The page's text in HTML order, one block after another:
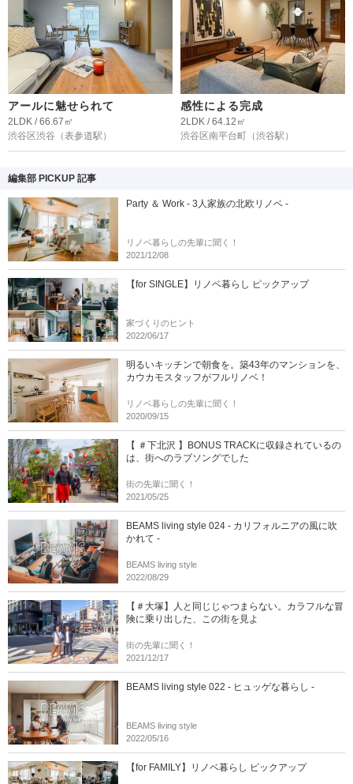
アールに魅せられて
2LDK / 66.67㎡
渋谷区渋谷 （表参道駅）
感性による完成
2LDK / 64.12㎡
渋谷区南平台町 （渋谷駅）
編集部 PICKUP 記事
Party ＆ Work - 3人家族の北欧リノベ -
リノベ暮らしの先輩に聞く！
2021/12/08
【for SINGLE】リノベ暮らし ピックアップ
家づくりのヒント
2022/06/17
明るいキッチンで朝食を。築43年のマンションを、
カウカモスタッフがフルリノベ！
リノベ暮らしの先輩に聞く！
2020/09/15
【 ＃下北沢 】BONUS TRACKに収録されているの
は、街へのラブソングでした
街の先輩に聞く！
2021/05/25
BEAMS living style 024 - カリフォルニアの風に吹
かれて -
BEAMS living style
2022/08/29
【＃大塚】人と同じじゃつまらない。カラフルな冒
険に乗り出した、この街を見よ
街の先輩に聞く！
2021/12/17
BEAMS living style 022 - ヒュッゲな暮らし -
BEAMS living style
2022/05/16
【for FAMILY】リノベ暮らし ピックアップ